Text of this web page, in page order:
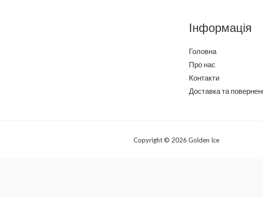
Інформація
Головна
Про нас
Контакти
Доставка та
Copyright © 2026 Golden Ice